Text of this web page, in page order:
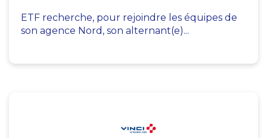
ETF recherche, pour rejoindre les équipes de
son agence Nord, son alternant(e)...